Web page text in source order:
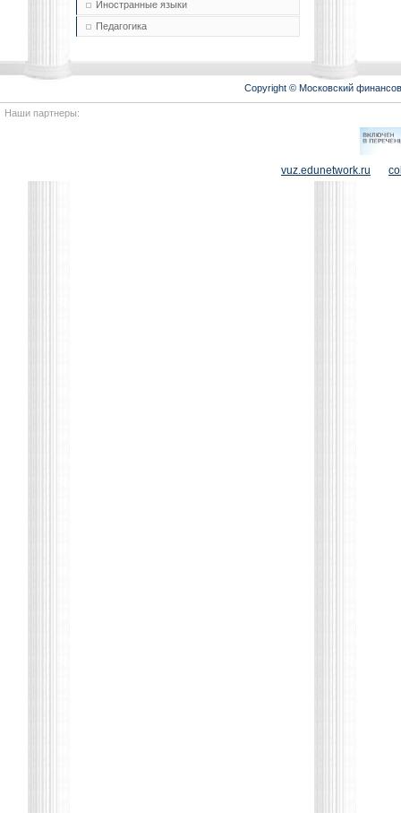
Иностранные языки
Педагогика
Copyright © Московский
Наши партнеры:
vuz.edunetwork.ru